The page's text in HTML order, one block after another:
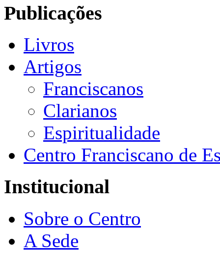
Publicações
Livros
Artigos
Franciscanos
Clarianos
Espiritualidade
Centro Franciscano de
Institucional
Sobre o Centro
A Sede